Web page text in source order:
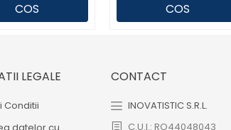
COS
COS
LEGALE
Conditii
CONTACT
INOVATISTIC S.R.L.
C.U.I.: RO44048043